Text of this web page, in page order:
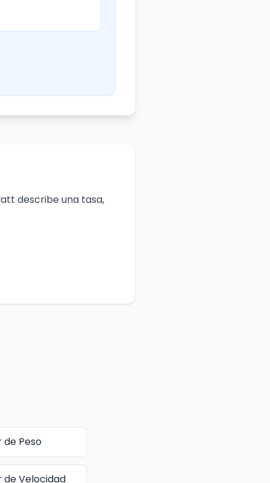
describe una tasa,
Peso
de Velocidad